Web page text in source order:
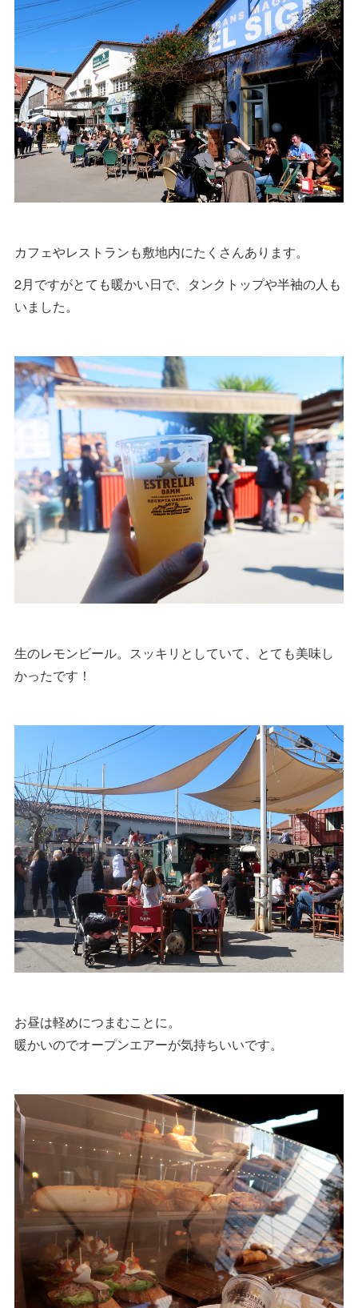
カフェやレストランも敷地内にたくさんあります。
2月ですがとても暖かい日で、タンクトップや半袖の人も
いました。
生のレモンビール。スッキリとしていて、とても美味し
かったです！
お昼は軽めにつまむことに。
暖かいのでオープンエアーが気持ちいいです。